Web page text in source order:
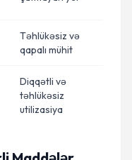
Təhlükəsiz və
qapalı mühit
Diqqətli və
təhlükəsiz
utilizasiya